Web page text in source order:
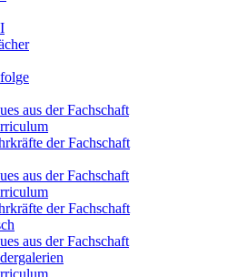
aus der Fachschaft
der Fachschaft
aus der Fachschaft
der Fachschaft
aus der Fachschaft